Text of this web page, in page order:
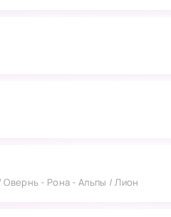
- Рона - Альпы / Лион